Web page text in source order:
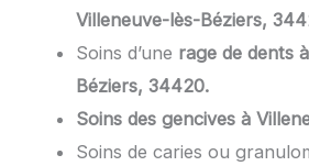
Villeneuve-lès-Béziers,
Soins d’une rage de dents
Béziers, 34420.
Soins des gencives à
Soins de caries ou